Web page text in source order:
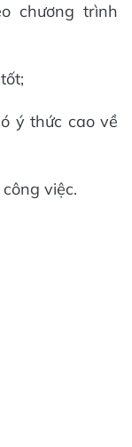
chương trình
ý thức cao về
việc.